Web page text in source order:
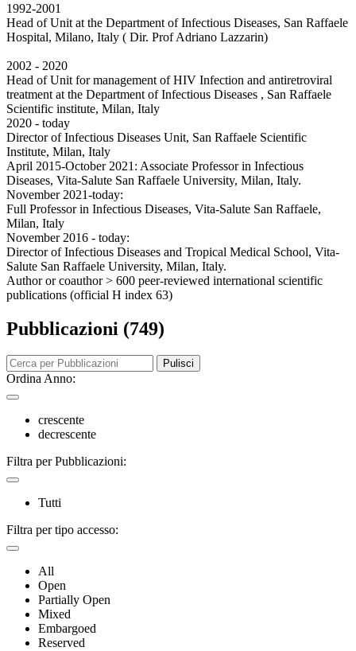
1992-2001
Head of Unit at the Department of Infectious Diseases, San Raffaele
Hospital, Milano, Italy ( Dir. Prof Adriano Lazzarin)
2002 - 2020
Head of Unit for management of HIV Infection and antiretroviral
treatment at the Department of Infectious Diseases , San Raffaele
Scientific institute, Milan, Italy
2020 - today
Director of Infectious Diseases Unit, San Raffaele Scientific
Institute, Milan, Italy
April 2015-October 2021: Associate Professor in Infectious
Diseases, Vita-Salute San Raffaele University, Milan, Italy.
November 2021-today:
Full Professor in Infectious Diseases, Vita-Salute San Raffaele,
Milan, Italy
November 2016 - today:
Director of Infectious Diseases and Tropical Medical School, Vita-
Salute San Raffaele University, Milan, Italy.
Author or coauthor > 600 peer-reviewed international scientific
publications (official H index 63)
Pubblicazioni (749)
Pulisci
Ordina Anno:
crescente
decrescente
Filtra per Pubblicazioni:
Tutti
Filtra per tipo accesso:
All
Open
Partially Open
Mixed
Embargoed
Reserved